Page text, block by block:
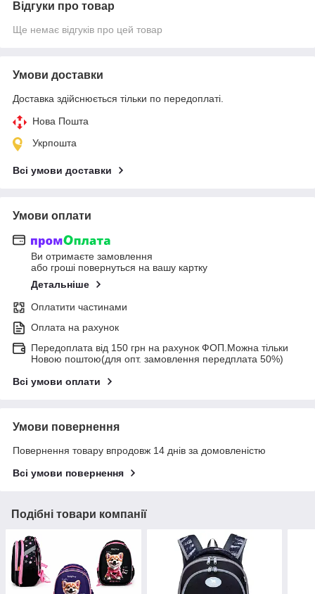
Відгуки про товар
Ще немає відгуків про цей товар
Умови доставки
Доставка здійснюється тільки по передоплаті.
Нова Пошта
Укрпошта
Всі умови доставки
Умови оплати
Ви отримаєте замовлення
або гроші повернуться на вашу картку
Детальніше
Оплатити частинами
Оплата на рахунок
Передоплата від 150 грн на рахунок ФОП.Можна тільки
Новою поштою(для опт. замовлення передплата 50%)
Всі умови оплати
Умови повернення
Повернення товару впродовж 14 днів за домовленістю
Всі умови повернення
Подібні товари компанії